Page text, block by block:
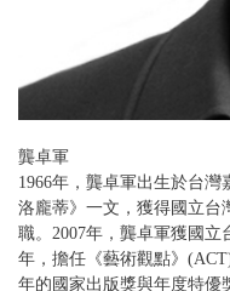
龔卓軍
1966年，龔卓軍出生於台灣
洛龐蒂》一文，獲得國立台
職。2007年，龔卓軍獲國
年，擔任《藝術觀點》
年的國家出版獎與年度特優